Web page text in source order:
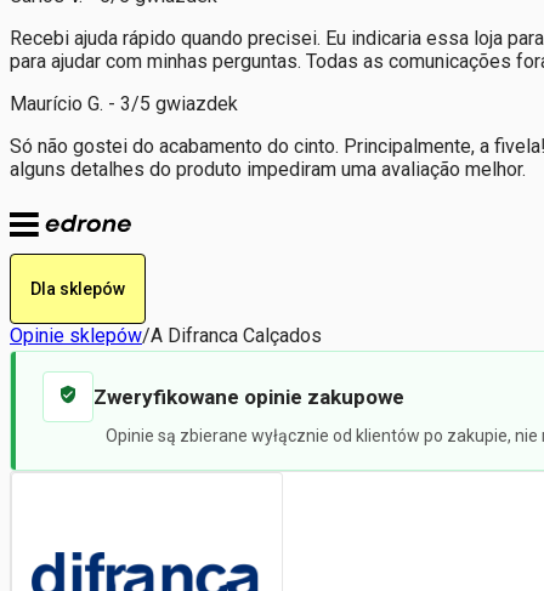
Recebi ajuda rápido quando precisei. Eu indicaria essa loja
para ajudar com minhas perguntas. Todas as comunicações
Maurício G. - 3/5 gwiazdek
Só não gostei do acabamento do cinto. Principalmente, a
alguns detalhes do produto impediram uma avaliação melhor.
Dla sklepów
Opinie sklepów/A Difranca Calçados
Zweryfikowane opinie zakupowe
Opinie są zbierane wyłącznie od klientów po zakupie,